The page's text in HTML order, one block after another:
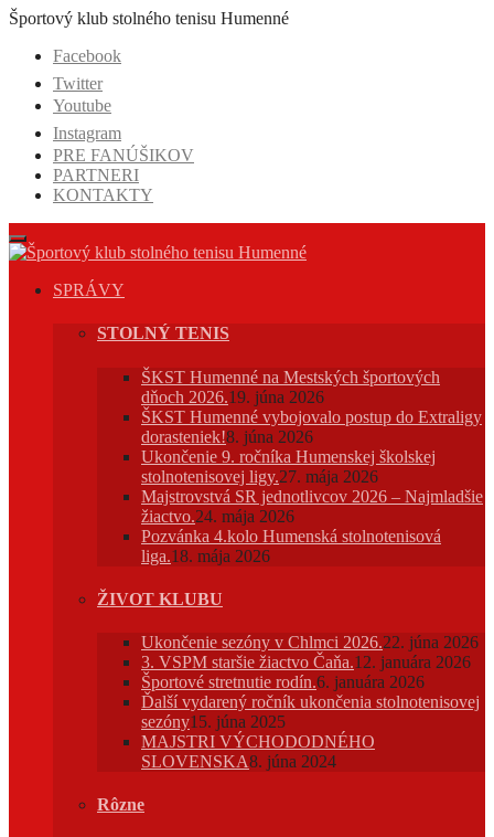
Prejsť
obsah
Športový klub stolného tenisu Humenné
Facebook
Twitter
Youtube
Instagram
PRE FANÚŠIKOV
PARTNERI
KONTAKTY
SPRÁVY
STOLNÝ TENIS
ŠKST Humenné na Mestských športových
dňoch 2026.19. júna 2026
ŠKST Humenné vybojovalo postup do Extraligy
dorasteniek!8. júna 2026
Ukončenie 9. ročníka Humenskej školskej
stolnotenisovej ligy.27. mája 2026
Majstrovstvá SR jednotlivcov 2026 – Najmladšie
žiactvo.24. mája 2026
Pozvánka 4.kolo Humenská stolnotenisová
liga.18. mája 2026
ŽIVOT KLUBU
Ukončenie sezóny v Chlmci 2026.22. júna 2026
3. VSPM staršie žiactvo Čaňa.12. januára 2026
Športové stretnutie rodín.6. januára 2026
Ďalší vydarený ročník ukončenia stolnotenisovej
sezóny15. júna 2025
MAJSTRI VÝCHODODNÉHO
SLOVENSKA8. júna 2024
Rôzne